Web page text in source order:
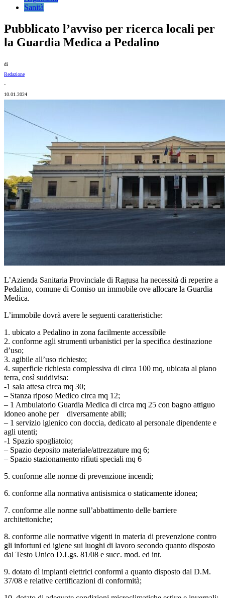
Sanità
Pubblicato l’avviso per ricerca locali per
la Guardia Medica a Pedalino
di
Redazione
-
10.01.2024
L’Azienda Sanitaria Provinciale di Ragusa ha necessità di reperire a
Pedalino, comune di Comiso un immobile ove allocare la Guardia
Medica.
L’immobile dovrà avere le seguenti caratteristiche:
1. ubicato a Pedalino in zona facilmente accessibile
2. conforme agli strumenti urbanistici per la specifica destinazione
d’uso;
3. agibile all’uso richiesto;
4. superficie richiesta complessiva di circa 100 mq, ubicata al piano
terra, così suddivisa:
-1 sala attesa circa mq 30;
– Stanza riposo Medico circa mq 12;
– 1 Ambulatorio Guardia Medica di circa mq 25 con bagno attiguo
idoneo anohe per diversamente abili;
– 1 servizio igienico con doccia, dedicato al personale dipendente e
agli utenti;
-1 Spazio spogliatoio;
– Spazio deposito materiale/attrezzature mq 6;
– Spazio stazionamento rifiuti speciali mq 6
5. conforme alle norme di prevenzione incendi;
6. conforme alla normativa antisismica o staticamente idonea;
7. conforme alle norme sull’abbattimento delle barriere
architettoniche;
8. conforme alle normative vigenti in materia di prevenzione contro
gli infortuni ed igiene sui luoghi di lavoro secondo quanto disposto
dal Testo Unico D.Lgs. 81/08 e succ. mod. ed int.
9. dotato dì impianti elettrici conformi a quanto disposto dal D.M.
37/08 e relative certificazioni di conformità;